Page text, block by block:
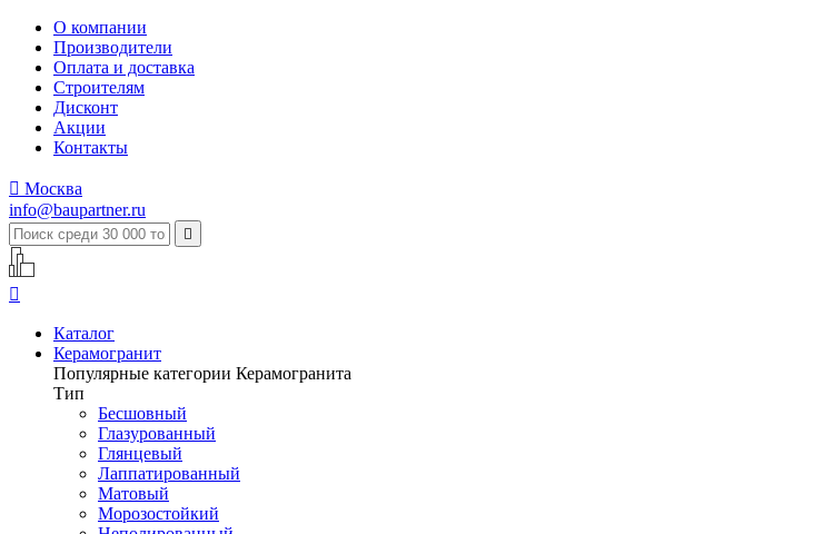
О компании
Производители
Оплата и доставка
Строителям
Дисконт
Акции
Контакты
 Москва
info@baupartner.ru


Каталог
Керамогранит
Популярные категории Керамогранита
Тип
Бесшовный
Глазурованный
Глянцевый
Лаппатированный
Матовый
Морозостойкий